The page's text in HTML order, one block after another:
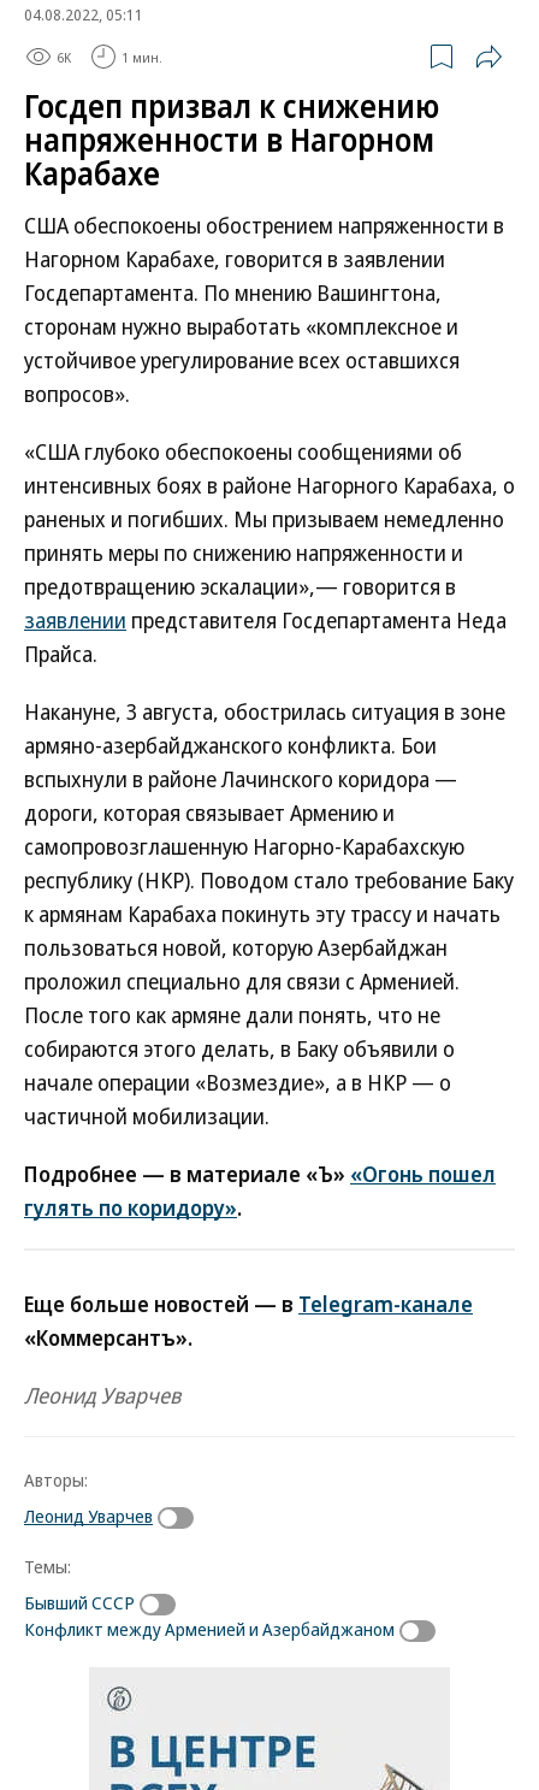
04.08.2022, 05:11
6K 1 мин.
Госдеп призвал к снижению
напряженности в Нагорном
Карабахе
США обеспокоены обострением напряженности в
Нагорном Карабахе, говорится в заявлении
Госдепартамента. По мнению Вашингтона,
сторонам нужно выработать «комплексное и
устойчивое урегулирование всех оставшихся
вопросов».
«США глубоко обеспокоены сообщениями об
интенсивных боях в районе Нагорного Карабаха, о
раненых и погибших. Мы призываем немедленно
принять меры по снижению напряженности и
предотвращению эскалации»,— говорится в
заявлении представителя Госдепартамента Неда
Прайса.
Накануне, 3 августа, обострилась ситуация в зоне
армяно-азербайджанского конфликта. Бои
вспыхнули в районе Лачинского коридора —
дороги, которая связывает Армению и
самопровозглашенную Нагорно-Карабахскую
республику (НКР). Поводом стало требование Баку
к армянам Карабаха покинуть эту трассу и начать
пользоваться новой, которую Азербайджан
проложил специально для связи с Арменией.
После того как армяне дали понять, что не
собираются этого делать, в Баку объявили о
начале операции «Возмездие», а в НКР — о
частичной мобилизации.
Подробнее — в материале «Ъ» «Огонь пошел
гулять по коридору».
Еще больше новостей — в Telegram-канале
«Коммерсантъ».
Леонид Уварчев
Авторы:
Леонид Уварчев
Темы:
Бывший СССР
Конфликт между Арменией и Азербайджаном